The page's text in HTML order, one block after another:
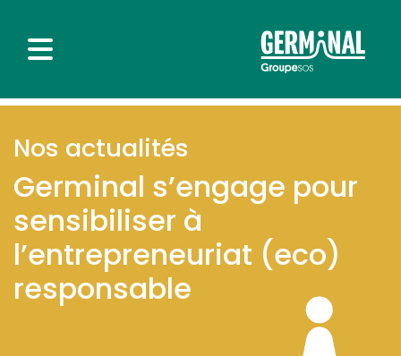
Nos actualités
Germinal s’engage pour
sensibiliser à
l’entrepreneuriat (eco)
responsable